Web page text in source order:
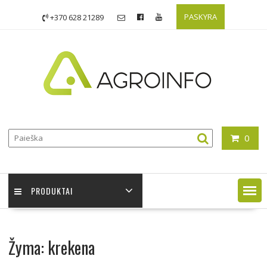
+370 628 21289 PASKYRA
0
PRODUKTAI
Žyma: krekena